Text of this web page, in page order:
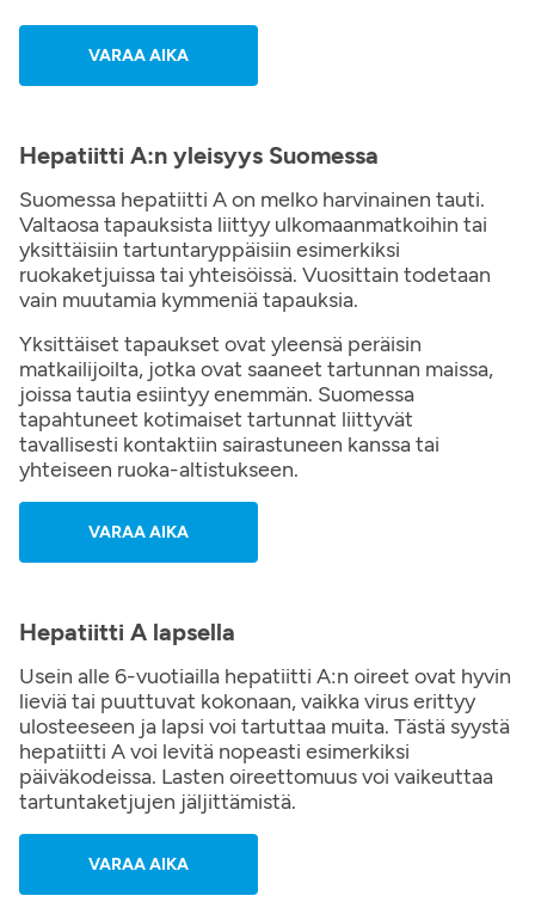
VARAA AIKA
Hepatiitti A:n yleisyys Suomessa
Suomessa hepatiitti A on melko harvinainen tauti.
Valtaosa tapauksista liittyy ulkomaanmatkoihin tai
yksittäisiin tartuntaryppäisiin esimerkiksi
ruokaketjuissa tai yhteisöissä. Vuosittain todetaan
vain muutamia kymmeniä tapauksia.
Yksittäiset tapaukset ovat yleensä peräisin
matkailijoilta, jotka ovat saaneet tartunnan maissa,
joissa tautia esiintyy enemmän. Suomessa
tapahtuneet kotimaiset tartunnat liittyvät
tavallisesti kontaktiin sairastuneen kanssa tai
yhteiseen ruoka-altistukseen.
VARAA AIKA
Hepatiitti A lapsella
Usein alle 6-vuotiailla hepatiitti A:n oireet ovat hyvin
lieviä tai puuttuvat kokonaan, vaikka virus erittyy
ulosteeseen ja lapsi voi tartuttaa muita. Tästä syystä
hepatiitti A voi levitä nopeasti esimerkiksi
päiväkodeissa. Lasten oireettomuus voi vaikeuttaa
tartuntaketjujen jäljittämistä.
VARAA AIKA